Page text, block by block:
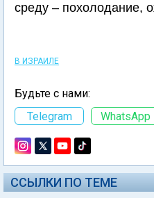
среду – похолодание,
В ИЗРАИЛЕ
Будьте с нами:
Telegram
WhatsApp
ССЫЛКИ ПО ТЕМЕ